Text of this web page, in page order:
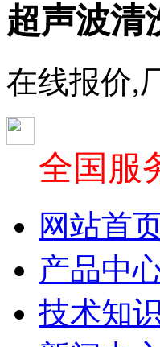
超声波清
在线报价,
全国服
网站首
产品中
技术知